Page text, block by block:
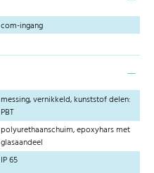
com-ingang
messing, vernikkeld, kunststof delen:
PBT
polyurethaanschuim, epoxyhars met
glasaandeel
IP 65